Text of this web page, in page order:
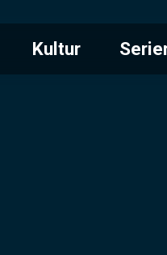
Kultur